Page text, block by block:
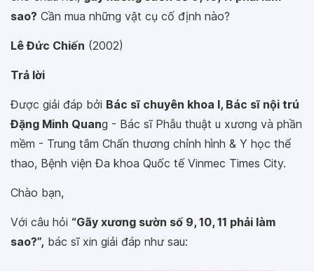
sao? Cần mua những vật cụ cố định nào?
Lê Đức Chiến (2002)
Trả lời
Được giải đáp bởi Bác sĩ chuyên khoa I, Bác sĩ nội trú
Đặng Minh Quang - Bác sĩ Phẫu thuật u xương và phần
mềm - Trung tâm Chấn thương chỉnh hình & Y học thể
thao, Bệnh viện Đa khoa Quốc tế Vinmec Times City.
Chào bạn,
Với câu hỏi “Gãy xương sườn số 9, 10, 11 phải làm
sao?”, bác sĩ xin giải đáp như sau: